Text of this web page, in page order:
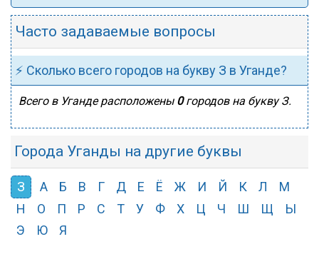
Часто задаваемые вопросы
⚡ Сколько всего городов на букву З в Уганде?
Всего в Уганде расположены 0городов на букву З.
Города Уганды на другие буквы
З А Б В Г Д Е Ё Ж И Й К Л
М
Н
О П Р С Т У Ф Х Ц Ч Ш Щ
Ы
Э
Ю Я